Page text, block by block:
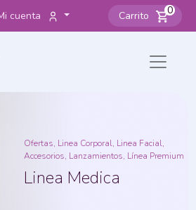
cuenta Carrito 0
Ofertas, Linea Corporal, Linea Facial,
Accesorios, Lanzamientos, Línea Premium
Linea Medica